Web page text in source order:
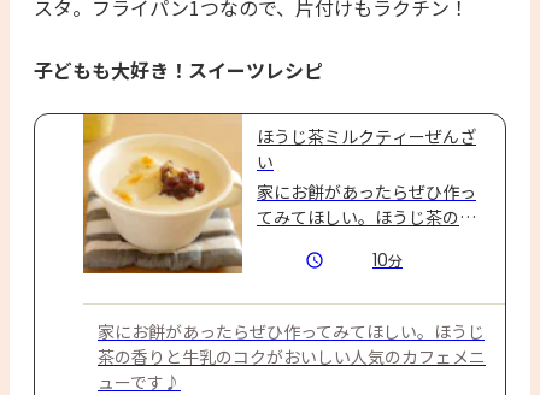
スタ。フライパン1つなので、片付けもラクチン！
子どもも大好き！スイーツレシピ
ほうじ茶ミルクティーぜんざ
い
家にお餅があったらぜひ作っ
てみてほしい。ほうじ茶の香
気のカフェメニューです♪
10分
家にお餅があったらぜひ作ってみてほしい。ほうじ
茶の香りと牛乳のコクがおいしい人気のカフェメニ
ューです♪